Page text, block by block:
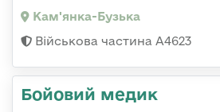
Кам'янка-Бузька
Військова частина А4623
Бойовий медик